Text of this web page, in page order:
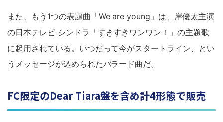
また、もう1つの表題曲「We are young」は、岸優太主演
の日本テレビ シンドラ「すきすきワンワン！」の主題歌
に起用されている。いつだって今がスタートライン、とい
うメッセージが込められたバラード曲だ。
FC限定のDear Tiara盤を含め計4形態で販売